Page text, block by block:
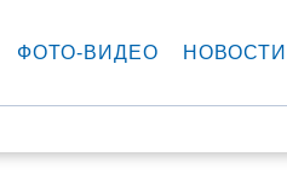
ФОТО-ВИДЕО НОВОСТИ